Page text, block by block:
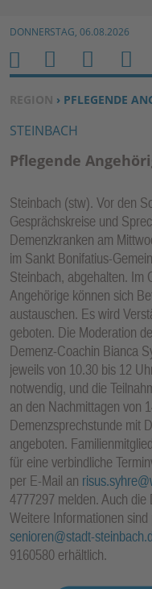
Zum
DONNERSTAG, 06.08.2026
SIE BEFINDEN SICH HIER:
REGION › PFLEGENDE
STEINBACH
Pflegende
Steinbach (stw). Vor den
Gesprächskreise und
Demenzkranken am
im Sankt Bonifatius-
Steinbach, abgehalten. Im
Angehörige können sich
austauschen. Es wird
geboten. Die Moderation
Demenz-Coachin Bianca
jeweils von 10.30 bis 12
notwendig, und die
an den Nachmittagen von
Demenzsprechstunde mit
angeboten.
für eine verbindliche
per E-Mail an
4777297 melden. Auch
Weitere Informationen
senioren@stadt-
9160580 erhältlich.
H
O
M
E
M
E
N
U
S
U
E
B
E
T
E
R
F
U
N
K
TI
O
N
E
N